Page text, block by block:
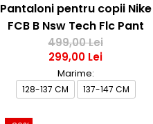
Pantaloni pentru copii Nike
FCB B Nsw Tech Flc Pant
499,00 Lei
299,00 Lei
Marime:
128-137 CM 137-147 CM